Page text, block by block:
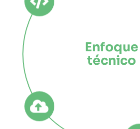
Enfoque
técnico